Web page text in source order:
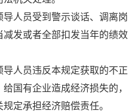
人员受到警示谈话、调离岗
发或者全部扣发当年的绩效
员违反本规定获取的不正
国有企业造成经济损失的，
定承担经济赔偿责任。